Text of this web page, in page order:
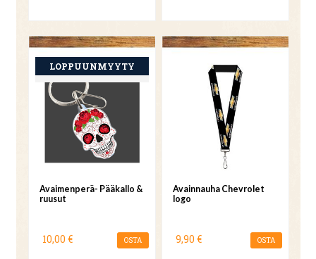
Avaimenperä- Pääkallo &
ruusut
10,00 € OSTA
Avainnauha Chevrolet
logo
9,90 € OSTA